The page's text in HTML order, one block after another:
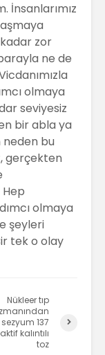
İnsanlarımız
zor
ne de
olmaya
seviyesiz
bir abla ya
bu
gerçekten
olmaya
şeyleri
tek o olay
Nükleer tıp
sezyum 137
kalıntılı
toz